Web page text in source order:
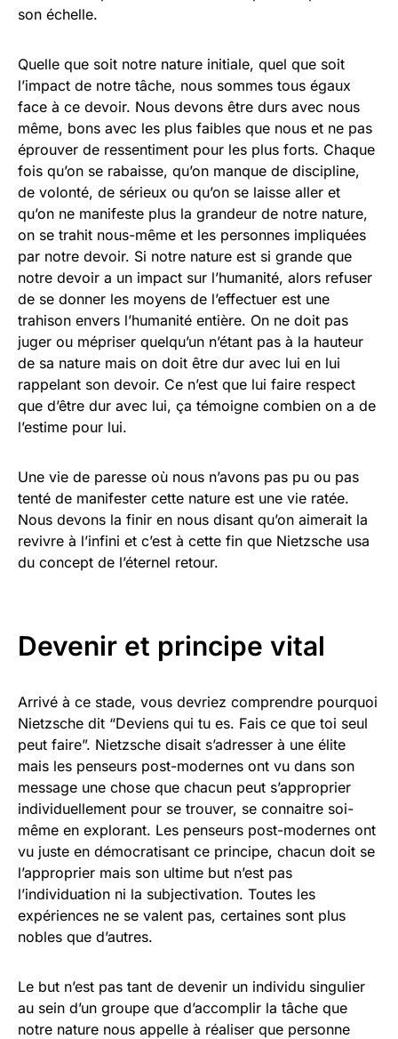
son échelle.
Quelle que soit notre nature initiale, quel que soit
l’impact de notre tâche, nous sommes tous égaux
face à ce devoir. Nous devons être durs avec nous
même, bons avec les plus faibles que nous et ne pas
éprouver de ressentiment pour les plus forts. Chaque
fois qu’on se rabaisse, qu’on manque de discipline,
de volonté, de sérieux ou qu’on se laisse aller et
qu’on ne manifeste plus la grandeur de notre nature,
on se trahit nous-même et les personnes impliquées
par notre devoir. Si notre nature est si grande que
notre devoir a un impact sur l’humanité, alors refuser
de se donner les moyens de l’effectuer est une
trahison envers l’humanité entière. On ne doit pas
juger ou mépriser quelqu’un n’étant pas à la hauteur
de sa nature mais on doit être dur avec lui en lui
rappelant son devoir. Ce n’est que lui faire respect
que d’être dur avec lui, ça témoigne combien on a de
l’estime pour lui.
Une vie de paresse où nous n’avons pas pu ou pas
tenté de manifester cette nature est une vie ratée.
Nous devons la finir en nous disant qu’on aimerait la
revivre à l’infini et c’est à cette fin que Nietzsche usa
du concept de l’éternel retour.
Devenir et principe vital
Arrivé à ce stade, vous devriez comprendre pourquoi
Nietzsche dit “Deviens qui tu es. Fais ce que toi seul
peut faire”. Nietzsche disait s’adresser à une élite
mais les penseurs post-modernes ont vu dans son
message une chose que chacun peut s’approprier
individuellement pour se trouver, se connaitre soi-
même en explorant. Les penseurs post-modernes ont
vu juste en démocratisant ce principe, chacun doit se
l’approprier mais son ultime but n’est pas
l’individuation ni la subjectivation. Toutes les
expériences ne se valent pas, certaines sont plus
nobles que d’autres.
Le but n’est pas tant de devenir un individu singulier
au sein d’un groupe que d’accomplir la tâche que
notre nature nous appelle à réaliser que personne